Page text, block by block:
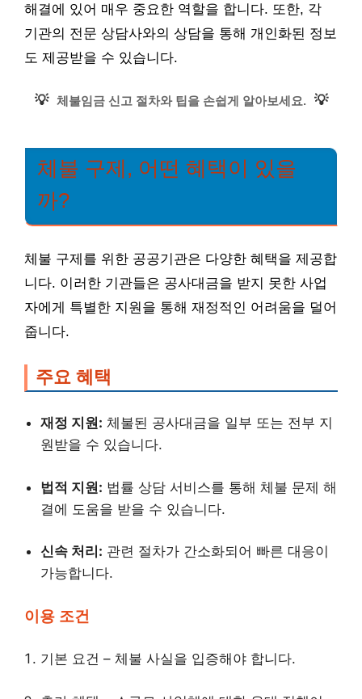
해결에 있어 매우 중요한 역할을 합니다. 또한, 각
기관의 전문 상담사와의 상담을 통해 개인화된 정보
도 제공받을 수 있습니다.
💡 체불임금 신고 절차와 팁을 손쉽게 알아보세요. 💡
체불 구제, 어떤 혜택이 있을
까?
체불 구제를 위한 공공기관은 다양한 혜택을 제공합
니다. 이러한 기관들은 공사대금을 받지 못한 사업
자에게 특별한 지원을 통해 재정적인 어려움을 덜어
줍니다.
주요 혜택
재정 지원: 체불된 공사대금을 일부 또는 전부 지
원받을 수 있습니다.
법적 지원: 법률 상담 서비스를 통해 체불 문제 해
결에 도움을 받을 수 있습니다.
신속 처리: 관련 절차가 간소화되어 빠른 대응이
가능합니다.
이용 조건
기본 요건 – 체불 사실을 입증해야 합니다.